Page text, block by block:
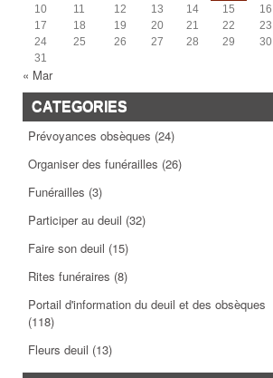
10
11 12 13 14 15
16
17
18 19 20 21 22
23
24
25 26 27 28 29
30
31
« Mar
CATEGORIES
Prévoyances obsèques (24)
Organiser des funérailles (26)
Funérailles (3)
Participer au deuil (32)
Faire son deuil (15)
Rites funéraires (8)
Portail d'information du deuil et des obsèques
(118)
Fleurs deuil (13)